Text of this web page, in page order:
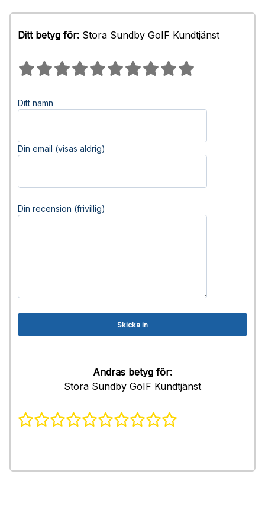
Ditt betyg för: Stora Sundby GoIF Kundtjänst
Ditt namn
Din email (visas aldrig)
Din recension (frivillig)
Andras betyg för:
Stora Sundby GoIF Kundtjänst